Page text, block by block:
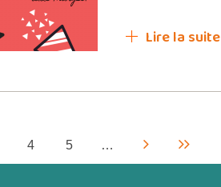
Lire la suite
4 5 …